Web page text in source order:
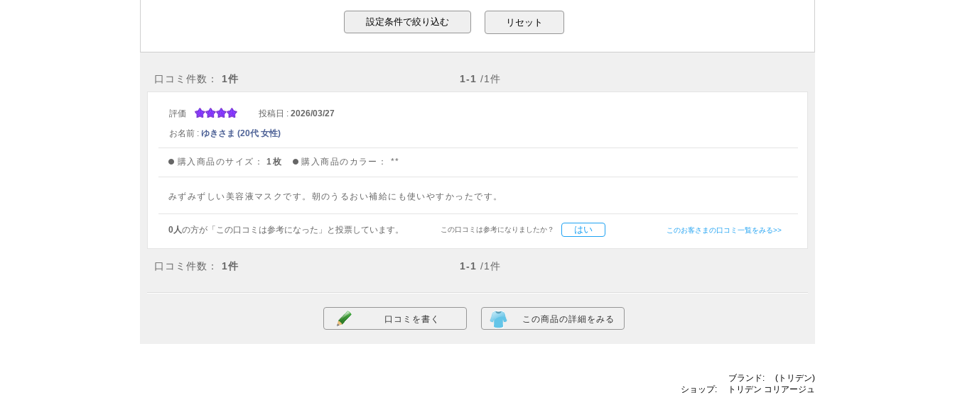
リセット
口コミ件数： 1件 1-1 /1件
評価 投稿日 : 2026/03/27
お名前 : ゆきさま (20代 女性)
購入商品のサイズ： 1枚 購入商品のカラー： **
みずみずしい美容液マスクです。朝のうるおい補給にも使いやすかったです。
この口コミは参考になりましたか？ はい
0人の方が「この口コミは参考になった」と投票しています。 このお客さまの口コミ一覧をみる>>
口コミ件数： 1件 1-1 /1件
口コミを書く この商品の詳細をみる
ブランド: (トリデン)
ショップ:
トリデン コリアージュ